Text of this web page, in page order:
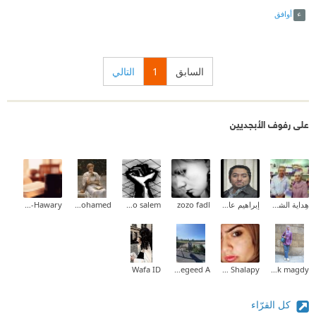
أوافق
السابق 1 التالي
على رفوف الأبجديين
هِداية الشحروري إبراهيم عادل zozo fadl
abdo salem
Aliaa Mohamed
NaGlaa GaBer El-Hawary
shrouk magdy
Yasmin Shalapy
Maram Abd El-megeed A
Wafa ID
كل القرّاء